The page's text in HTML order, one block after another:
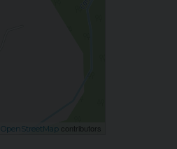
OpenStreetMap contributors